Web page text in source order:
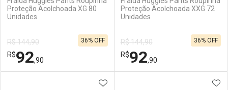
Comprar sem Desconto
Por R$ 105,07/cada
Comprar sem Desconto
Por R$ 105,07/cada
Comprar sem Desconto
Por R$ 105,22/cada
Comprar sem Desconto
Por R$ 105,22/cada
Proteção Acolchoada XG 80
Unidades
R$ 144,90
R$92,90
36% OFF
Proteção Acolchoada XXG 72
Unidades
R$ 144,90
R$92,90
36% OFF
ADICIONAR AOS FAVORITOS